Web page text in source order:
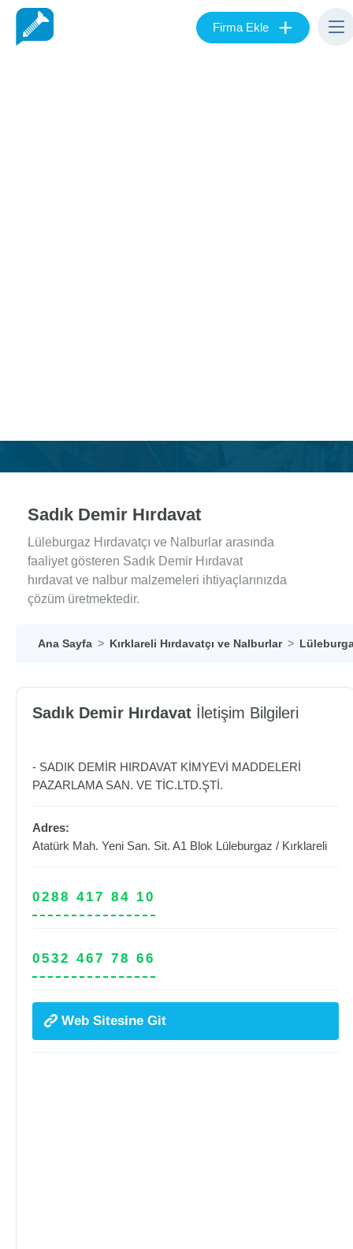
Firma Ekle +
Sadık Demir Hırdavat
Lüleburgaz Hırdavatçı ve Nalburlar arasında
faaliyet gösteren Sadık Demir Hırdavat
hırdavat ve nalbur malzemeleri ihtiyaçlarınızda
çözüm üretmektedir.
Ana Sayfa Kırklareli Hırdavatçı ve Nalburlar
Sadık Demir Hırdavat İletişim Bilgileri
- SADIK DEMİR HIRDAVAT KİMYEVİ MADDELERİ
PAZARLAMA SAN. VE TİC.LTD.ŞTİ.
Adres:
Atatürk Mah. Yeni San. Sit. A1 Blok Lüleburgaz / Kırklareli
0288 417 84 10
0532 467 78 66
Web Sitesine Git